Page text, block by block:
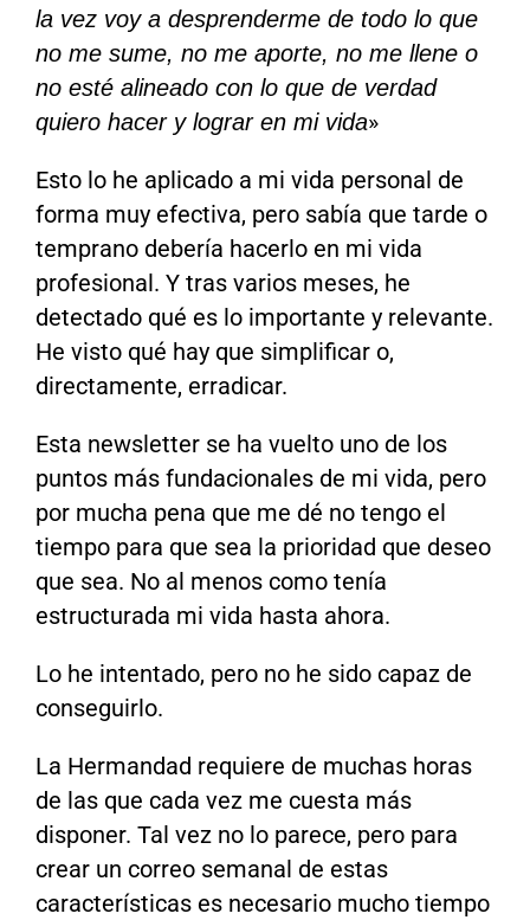
la vez voy a desprenderme de todo lo que
no me sume, no me aporte, no me llene o
no esté alineado con lo que de verdad
quiero hacer y lograr en mi vida»
Esto lo he aplicado a mi vida personal de
forma muy efectiva, pero sabía que tarde o
temprano debería hacerlo en mi vida
profesional. Y tras varios meses, he
detectado qué es lo importante y relevante.
He visto qué hay que simplificar o,
directamente, erradicar.
Esta newsletter se ha vuelto uno de los
puntos más fundacionales de mi vida, pero
por mucha pena que me dé no tengo el
tiempo para que sea la prioridad que deseo
que sea. No al menos como tenía
estructurada mi vida hasta ahora.
Lo he intentado, pero no he sido capaz de
conseguirlo.
La Hermandad requiere de muchas horas
de las que cada vez me cuesta más
disponer. Tal vez no lo parece, pero para
crear un correo semanal de estas
características es necesario mucho tiempo